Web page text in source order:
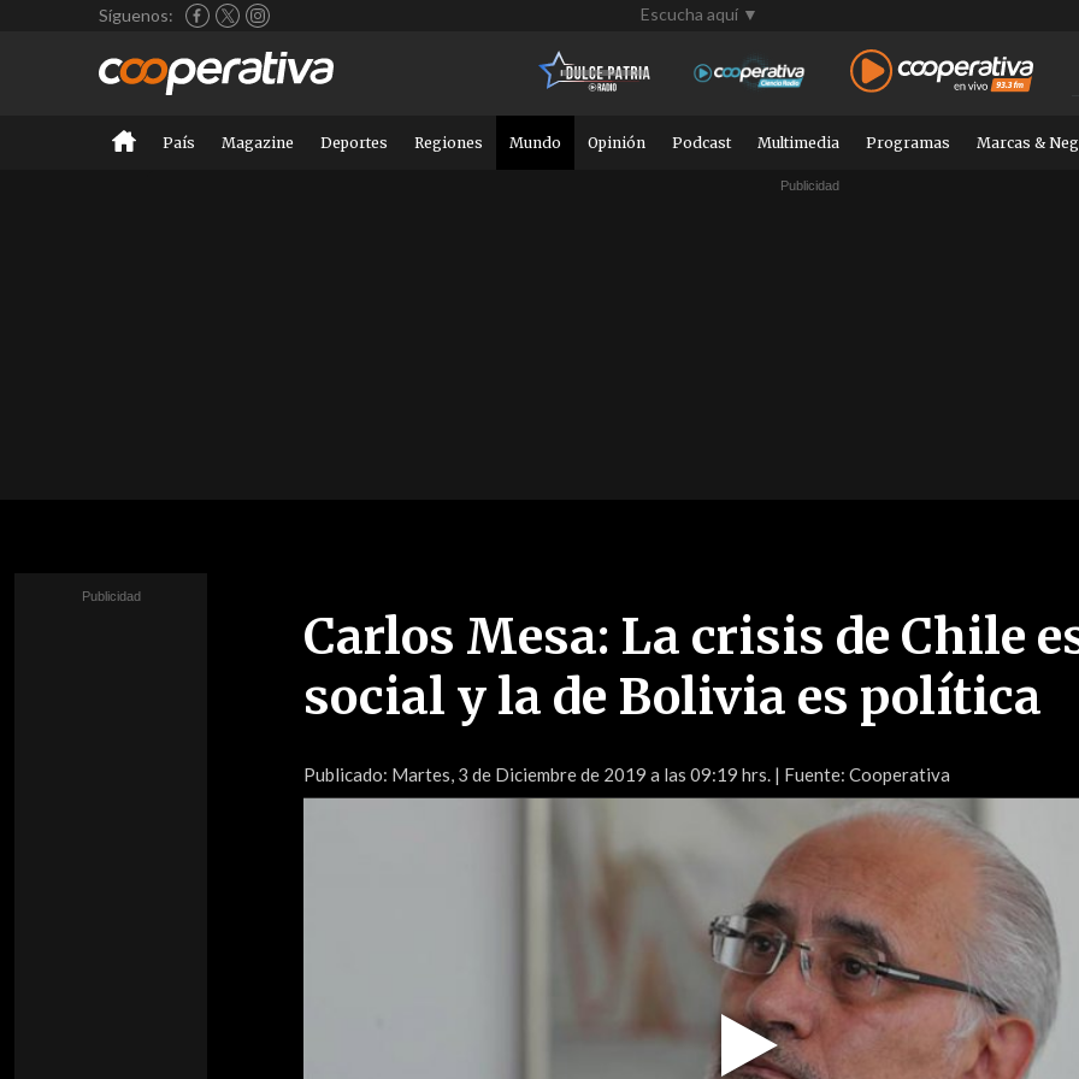
Síguenos: Escucha aquí ▼
País Magazine Deportes Regiones Mundo Opinión Podcast Multimedia Programas Marcas &
Carlos Mesa: La crisis de Chile
social y la de Bolivia es política
Publicado: Martes, 3 de Diciembre de 2019 a las 09:19 hrs. | Fuente: Cooperativa
Play
Video